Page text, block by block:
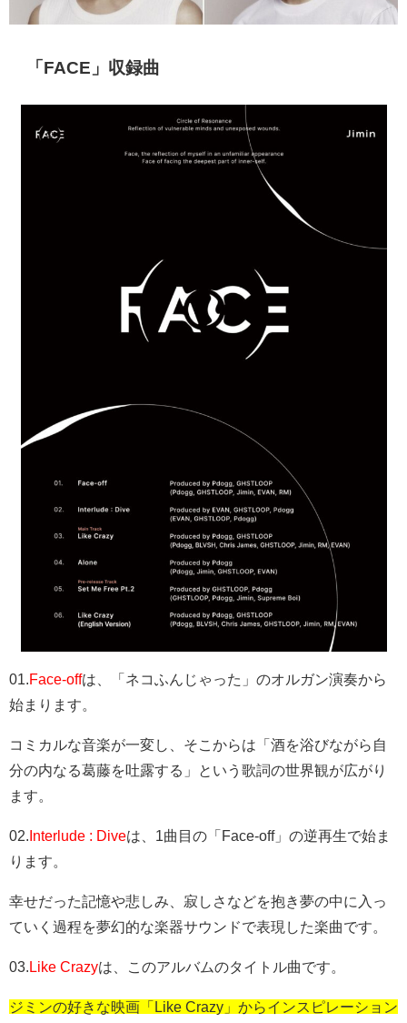
「FACE」収録曲
01. Face-offは、「ネコふんじゃった」のオルガン演奏から
始まります。
コミカルな音楽が一変し、そこからは「酒を浴びながら自
分の内なる葛藤を吐露する」という歌詞の世界観が広がり
ます。
02. Interlude : Diveは、1曲目の「Face-off」 の逆再生で始ま
ります。
幸せだった記憶や悲しみ、寂しさなどを抱き夢の中に入っ
ていく過程を夢幻的な楽器サウンドで表現した楽曲です。
03. Like Crazyは、このアルバムのタイトル曲です。
ジミンの好きな映画「Like Crazy」からインスピレーション